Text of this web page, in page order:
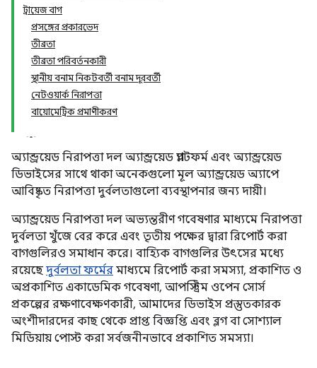
ট্রায়েজ বাগ
প্রসঙ্গের প্রকারভেদ
তীব্রতা
তীব্রতা পরিবর্তনকারী
স্থানীয় বনাম নিকটবর্তী বনাম দূরবর্তী
নেটওয়ার্ক নিরাপত্তা
বায়োমেট্রিক প্রমাণীকরণ
অ্যান্ড্রয়েড নিরাপত্তা দল অ্যান্ড্রয়েড প্ল্যাটফর্ম এবং অ্যান্ড্রয়েড
ডিভাইসের সাথে থাকা অনেকগুলো মূল অ্যান্ড্রয়েড অ্যাপে
আবিষ্কৃত নিরাপত্তা দুর্বলতাগুলো ব্যবস্থাপনার জন্য দায়ী।
অ্যান্ড্রয়েড নিরাপত্তা দল অভ্যন্তরীণ গবেষণার মাধ্যমে নিরাপত্তা
দুর্বলতা খুঁজে বের করে এবং তৃতীয় পক্ষের দ্বারা রিপোর্ট করা
বাগগুলিরও সমাধান করে। বাহ্যিক বাগগুলির উৎসের মধ্যে
রয়েছে দুর্বলতা ফর্মের মাধ্যমে রিপোর্ট করা সমস্যা, প্রকাশিত ও
অপ্রকাশিত একাডেমিক গবেষণা, আপস্ট্রিম ওপেন সোর্স
প্রকল্পের রক্ষণাবেক্ষণকারী, আমাদের ডিভাইস প্রস্তুতকারক
অংশীদারদের কাছ থেকে প্রাপ্ত বিজ্ঞপ্তি এবং ব্লগ বা সোশ্যাল
মিডিয়ায় পোস্ট করা সর্বজনীনভাবে প্রকাশিত সমস্যা।